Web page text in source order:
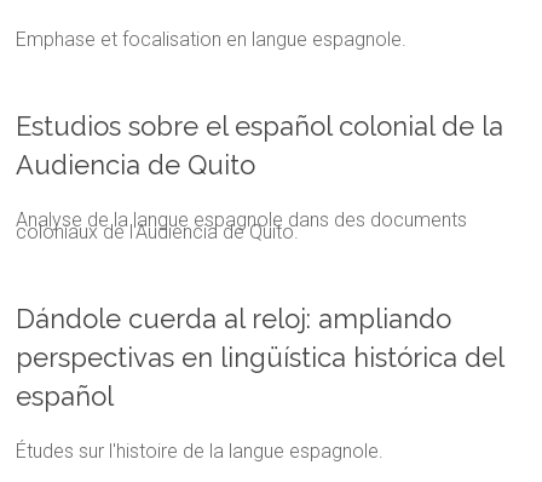
Emphase et focalisation en langue espagnole.
Estudios sobre el español colonial de la
Audiencia de Quito
Analyse de la langue espagnole dans des documents
coloniaux de l'Audiencia de Quito.
Dándole cuerda al reloj: ampliando
perspectivas en lingüística histórica del
español
Études sur l'histoire de la langue espagnole.